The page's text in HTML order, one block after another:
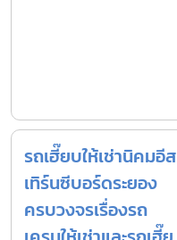
รถเฮี๊ยบให้เช่านิคมอีส
เทิร์นซีบอร์ดระยอง
ครบวงจรเรื่องรถ